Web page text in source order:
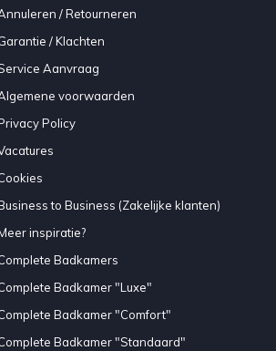
/ Retourneren
/ Klachten
Aanvraag
voorwaarden
Policy
to Business (Zakelijke klanten)
inspiratie?
Badkamers
Badkamer "Luxe"
Badkamer "Comfort"
Badkamer "Standaard"